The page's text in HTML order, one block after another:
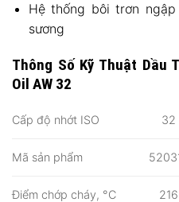
Hệ thống bôi trơn
sương
Thông Số Kỹ Thuật Dầu
Oil AW 32
Cấp độ nhớt ISO 32
Mã sản phẩm
Điểm chớp cháy, °C 216